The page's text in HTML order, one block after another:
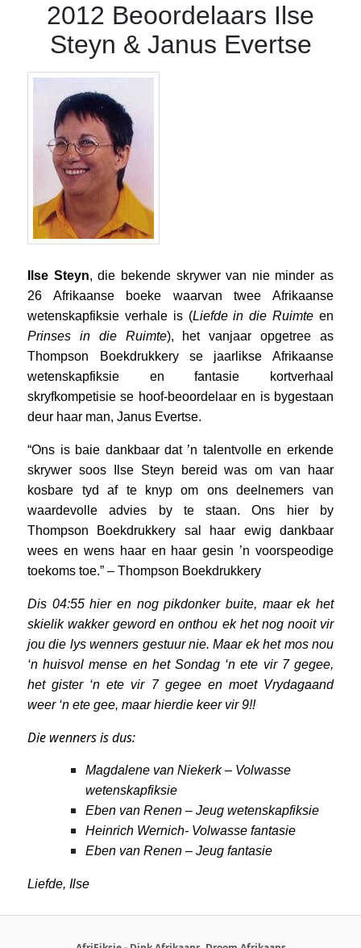
2012 Beoordelaars Ilse
Steyn & Janus Evertse
Ilse Steyn, die bekende skrywer van nie minder as
26 Afrikaanse boeke waarvan twee Afrikaanse
wetenskapfiksie verhale is (Liefde in die Ruimte en
Prinses in die Ruimte), het vanjaar opgetree as
Thompson Boekdrukkery se jaarlikse Afrikaanse
wetenskapfiksie en fantasie kortverhaal
skryfkompetisie se hoof-beoordelaar en is bygestaan
deur haar man, Janus Evertse.
“Ons is baie dankbaar dat ’n talentvolle en erkende
skrywer soos Ilse Steyn bereid was om van haar
kosbare tyd af te knyp om ons deelnemers van
waardevolle advies by te staan. Ons hier by
Thompson Boekdrukkery sal haar ewig dankbaar
wees en wens haar en haar gesin ’n voorspeodige
toekoms toe.” – Thompson Boekdrukkery
Dis 04:55 hier en nog pikdonker buite, maar ek het
skielik wakker geword en onthou ek het nog nooit vir
jou die lys wenners gestuur nie. Maar ek het mos nou
‘n huisvol mense en het Sondag ‘n ete vir 7 gegee,
het gister ‘n ete vir 7 gegee en moet Vrydagaand
weer ‘n ete gee, maar hierdie keer vir 9!!
Die wenners is dus:
Magdalene van Niekerk – Volwasse
wetenskapfiksie
Eben van Renen – Jeug wetenskapfiksie
Heinrich Wernich- Volwasse fantasie
Eben van Renen – Jeug fantasie
Liefde, Ilse